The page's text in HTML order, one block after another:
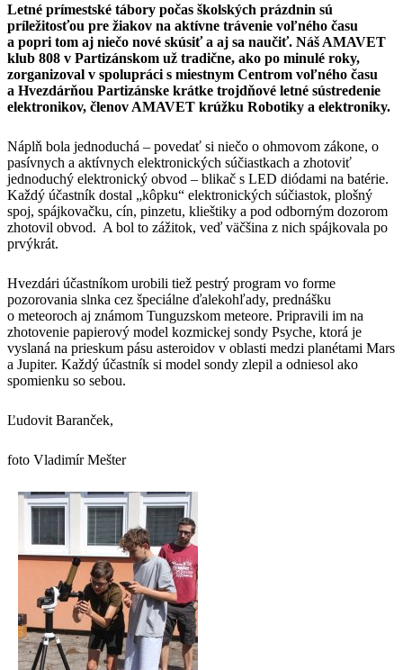
Letné prímestské tábory počas školských prázdnin sú
príležitosťou pre žiakov na aktívne trávenie voľného času
a popri tom aj niečo nové skúsiť a aj sa naučiť. Náš AMAVET
klub 808 v Partizánskom už tradične, ako po minulé roky,
zorganizoval v spolupráci s miestnym Centrom voľného času
a Hvezdárňou Partizánske krátke trojdňové letné sústredenie
elektronikov, členov AMAVET krúžku Robotiky a elektroniky.
Náplň bola jednoduchá – povedať si niečo o ohmovom zákone, o
pasívnych a aktívnych elektronických súčiastkach a zhotoviť
jednoduchý elektronický obvod – blikač s LED diódami na batérie.
Každý účastník dostal „kôpku“ elektronických súčiastok, plošný
spoj, spájkovačku, cín, pinzetu, klieštiky a pod odborným dozorom
zhotovil obvod. A bol to zážitok, veď väčšina z nich spájkovala po
prvýkrát.
Hvezdári účastníkom urobili tiež pestrý program vo forme
pozorovania slnka cez špeciálne ďalekohľady, prednášku
o meteoroch aj známom Tunguzskom meteore. Pripravili im na
zhotovenie papierový model kozmickej sondy Psyche, ktorá je
vyslaná na prieskum pásu asteroidov v oblasti medzi planétami Mars
a Jupiter. Každý účastník si model sondy zlepil a odniesol ako
spomienku so sebou.
Ľudovit Baranček,
foto Vladimír Mešter